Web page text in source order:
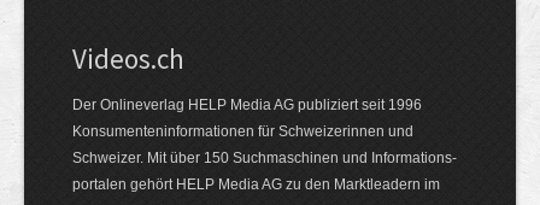
Videos.ch
Der Onlineverlag HELP Media AG publiziert seit 1996
Konsumenten­informationen für Schweizerinnen und
Schweizer. Mit über 150 Suchmaschinen und Informations­
portalen gehört HELP Media AG zu den Marktleadern im